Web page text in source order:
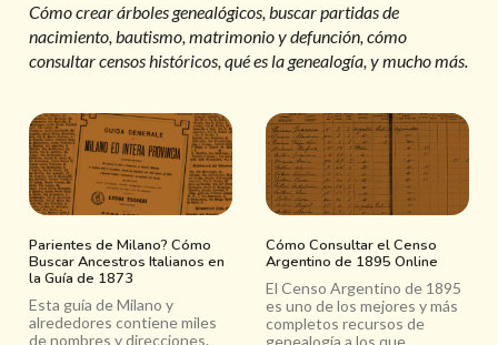
Cómo crear árboles genealógicos, buscar partidas de
nacimiento, bautismo, matrimonio y defunción, cómo
consultar censos históricos, qué es la genealogía, y mucho más.
Parientes de Milano? Cómo
Buscar Ancestros Italianos en
la Guía de 1873
Esta guía de Milano y
alrededores contiene miles
de nombres y direcciones.
Cómo Consultar el Censo
Argentino de 1895 Online
El Censo Argentino de 1895
es uno de los mejores y más
completos recursos de
genealogía a los que